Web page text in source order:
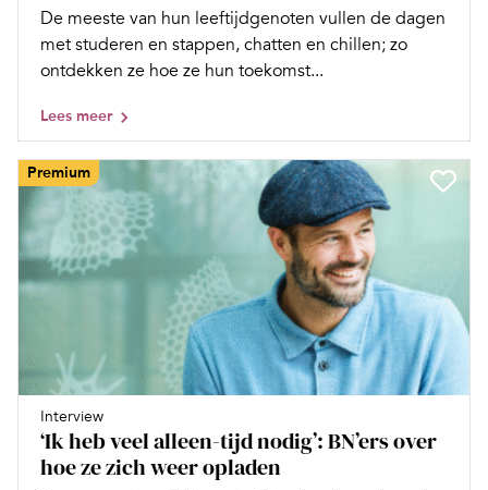
De meeste van hun leeftijdgenoten vullen de dagen
met studeren en stappen, chatten en chillen; zo
ontdekken ze hoe ze hun toekomst...
Lees meer
Premium
Interview
‘Ik heb veel alleen-tijd nodig’: BN’ers over
hoe ze zich weer opladen